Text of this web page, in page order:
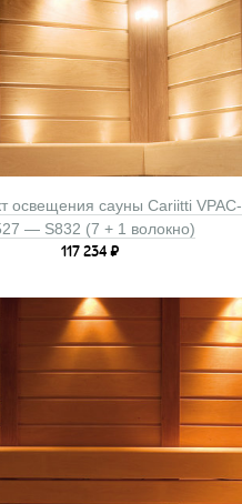
освещения сауны Cariitti VPAC-
— S832 (7 + 1 волокно)
117 234₽